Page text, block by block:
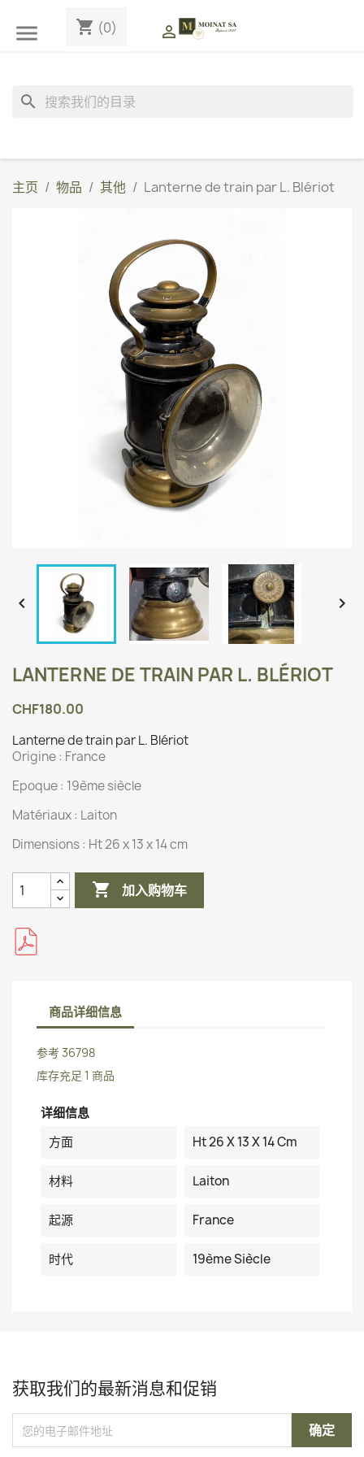
 shopping_cart (0) 
search
主页 物品 其他 Lanterne de train par L. Blériot
 
LANTERNE DE TRAIN PAR L. BLÉRIOT
CHF180.00
Lanterne de train par L. Blériot
Origine : France
Epoque : 19ème siècle
Matériaux : Laiton
Dimensions : Ht 26 x 13 x 14 cm
 加入购物车
商品详细信息
参考36798
库存充足 1 商品
详细信息
方面
Ht 26 X 13 X 14 Cm
材料 Laiton
起源 France
时代 19ème Siècle
获取我们的最新消息和促销